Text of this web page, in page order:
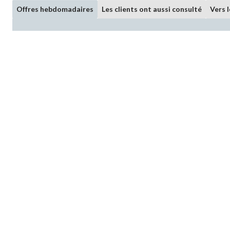
Offres hebdomadaires Les clients ont aussi consulté Vers